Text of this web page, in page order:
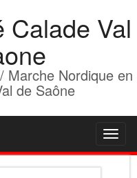
Calade Val
Marche Nordique en
de Saône